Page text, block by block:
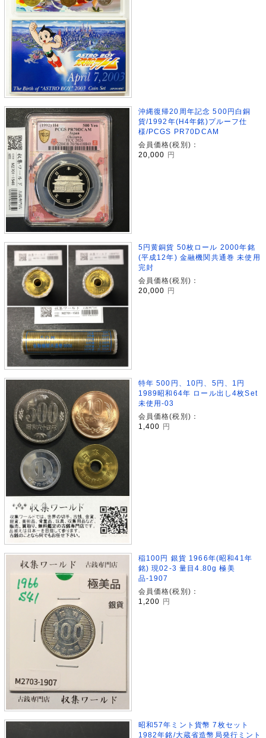
沖縄復帰20周年記念 500円白銅
貨/1992年(H4年銘)プルーフ仕
様/PCGS PR70DCAM
会員価格(税別)：
20,000 円
5円黄銅貨 50枚ロール 2000年銘
(平成12年) 金融機関共通巻 未使用
完封
会員価格(税別)：
20,000 円
特年 500円、10円、5円、1円
1989昭和64年 ロール出し4枚Set
未使用-03
会員価格(税別)：
1,400 円
稲100円 銀貨 1966年(昭和41年
銘) 現02-3 量目4.80g 極美
品-1907
会員価格(税別)：
1,200 円
昭和57年ミント貨幣 7枚セット
1982年銘/大蔵省造幣局発行ミント